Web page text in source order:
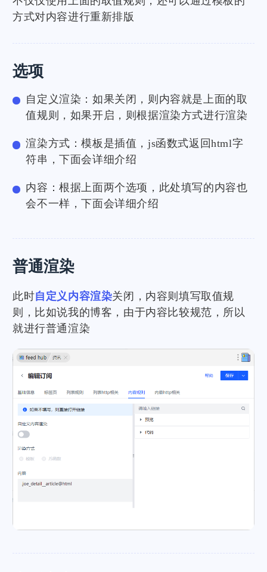
方式对内容进行重新排版
选项
自定义渲染：如果关闭，则内容就是上面的取
值规则，如果开启，则根据渲染方式进行渲染
渲染方式：模板是插值，js函数式返回html字
符串，下面会详细介绍
内容：根据上面两个选项，此处填写的内容也
会不一样，下面会详细介绍
普通渲染
此时自定义内容渲染关闭，内容则填写取值规
则，比如说我的博客，由于内容比较规范，所以
就进行普通渲染